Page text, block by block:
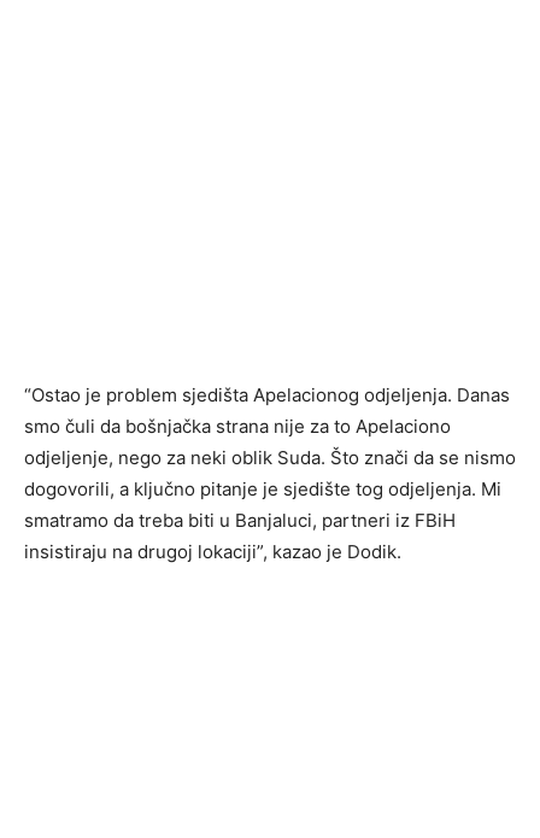
“Ostao je problem sjedišta Apelacionog odjeljenja. Danas
smo čuli da bošnjačka strana nije za to Apelaciono
odjeljenje, nego za neki oblik Suda. Što znači da se nismo
dogovorili, a ključno pitanje je sjedište tog odjeljenja. Mi
smatramo da treba biti u Banjaluci, partneri iz FBiH
insistiraju na drugoj lokaciji”, kazao je Dodik.